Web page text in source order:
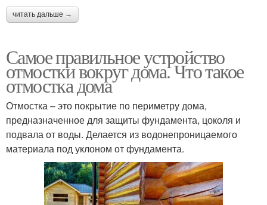
читать дальше →
Самое правильное устройство
отмостки вокруг дома. Что такое
отмостка дома
Отмостка – это покрытие по периметру дома,
предназначенное для защиты фундамента, цоколя и
подвала от воды. Делается из водонепроницаемого
материала под уклоном от фундамента.